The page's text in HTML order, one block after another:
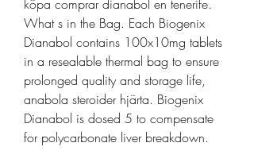
köpa comprar dianabol en tenerife.
What s in the Bag. Each Biogenix
Dianabol contains 100x10mg tablets
in a resealable thermal bag to ensure
prolonged quality and storage life,
anabola steroider hjärta. Biogenix
Dianabol is dosed 5 to compensate
for polycarbonate liver breakdown.